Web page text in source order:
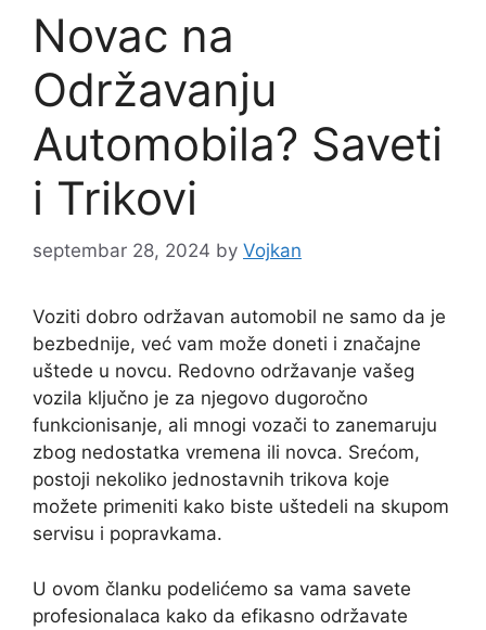
Novac na
Održavanju
Automobila? Saveti
i Trikovi
septembar 28, 2024 by Vojkan
Voziti dobro održavan automobil ne samo da je
bezbednije, već vam može doneti i značajne
uštede u novcu. Redovno održavanje vašeg
vozila ključno je za njegovo dugoročno
funkcionisanje, ali mnogi vozači to zanemaruju
zbog nedostatka vremena ili novca. Srećom,
postoji nekoliko jednostavnih trikova koje
možete primeniti kako biste uštedeli na skupom
servisu i popravkama.
U ovom članku podelićemo sa vama savete
profesionalaca kako da efikasno održavate